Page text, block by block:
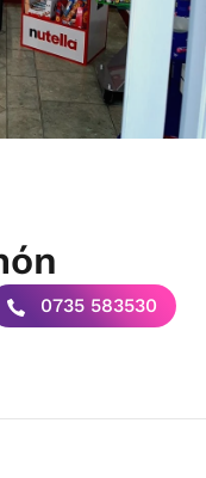
0735 583530